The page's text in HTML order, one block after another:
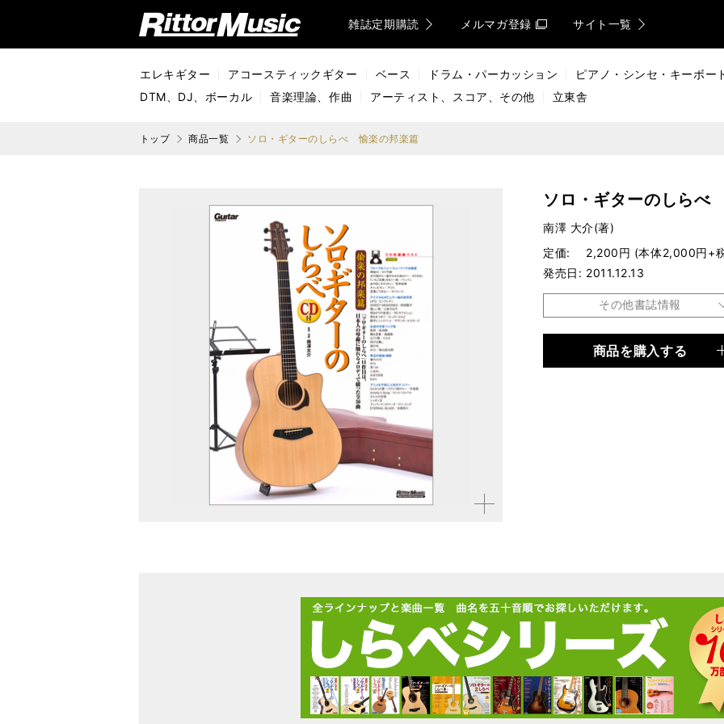
リットーミュージック (Rittor Music) 雑誌定期購読 メルマガ登録 サイト一覧
エレキギター アコースティックギター ベース ドラム・パーカッション
ピアノ・シンセ・キーボー
DTM、DJ、ボーカル
音楽理論、作曲 アーティスト、スコア、その他 立東舎
トップ 商品一覧 ソロ・ギターのしらべ 愉楽の邦楽篇
拡大す
ソロ・ギターのしら
南澤 大介(著)
定価
2,200円 (本体2,000円+
発売日
2011.12.13
その他書誌情報
楽譜
商品を購入する